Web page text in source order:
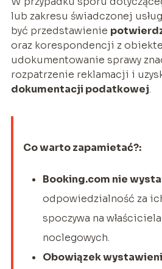
lub zakresu świadczonej
być przedstawienie
oraz korespondencji z
udokumentowanie sprawy
rozpatrzenie reklamacji i
dokumentacji podatkowej.
Co warto zapamietać?:
Booking.com nie
odpowiedzialność za
spoczywa na
noclegowych.
Obowiązek